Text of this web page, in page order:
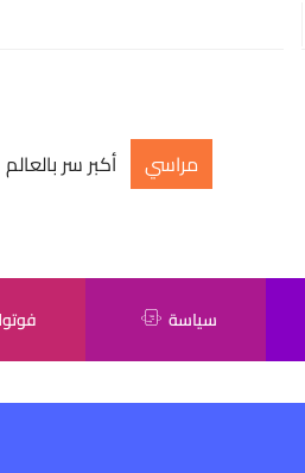
مراسي أكبر سر بالعالم
سياسة